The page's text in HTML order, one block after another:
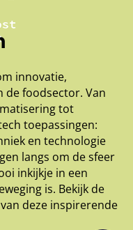
innovatie,
de foodsector. Van
tot
toepassingen:
en technologie
langs om de sfeer
inkijkje in een
is. Bekijk de
deze inspirerende